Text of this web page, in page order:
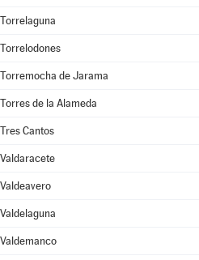
Torrelaguna
Torrelodones
Torremocha de Jarama
Torres de la Alameda
Tres Cantos
Valdaracete
Valdeavero
Valdelaguna
Valdemanco